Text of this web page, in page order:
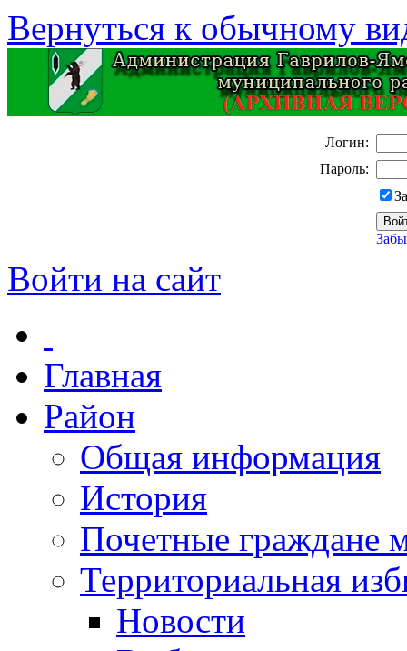
Вернуться к обычному
Логин:
Пароль:
Войти на сайт
Главная
Район
Общая информация
История
Почетные граждане
Территориальная
Новости